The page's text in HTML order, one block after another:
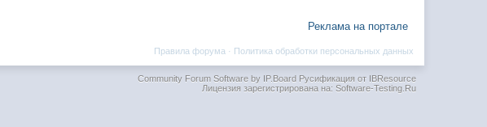
Реклама на портале
Политика обработки персональных данных
Правила форума ·
Community Forum Software by IP.BoardРусификация от IBResource
Лицензия зарегистрирована на: Software-Testing.Ru